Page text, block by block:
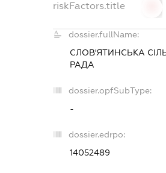
riskFactors.title
dossier.fullName:
СЛОВ'ЯТИНСЬКА
РАДА
dossier.opfSubType:
-
dossier.edrpo:
14052489